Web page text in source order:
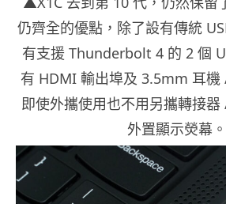
仍齊全的優點，除了設有傳統
有支援 Thunderbolt 4 的 2 個
有 HDMI 輸出埠及 3.5mm 耳機
即使外攜使用也不用另攜轉接
外置顯示熒幕。